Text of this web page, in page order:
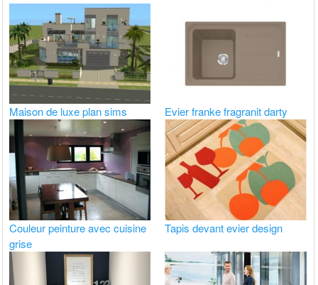
Maison de luxe plan sims Evier franke fragranit darty
Couleur peinture avec cuisine
grise
Tapis devant evier design